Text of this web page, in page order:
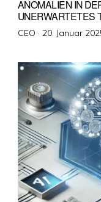
ANOMALIEN IN
UNERWARTETES
CEO · Veröffentlicht
20. Januar